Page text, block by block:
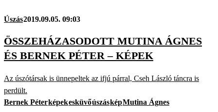
Úszás2019.09.05. 09:03
ÖSSZEHÁZASODOTT MUTINA ÁGNES
ÉS BERNEK PÉTER – KÉPEK
Az úszótársak is ünnepeltek az ifjú párral, Cseh László táncra is
perdült.
Bernek PéterképekesküvőúszásképMutina Ágnes